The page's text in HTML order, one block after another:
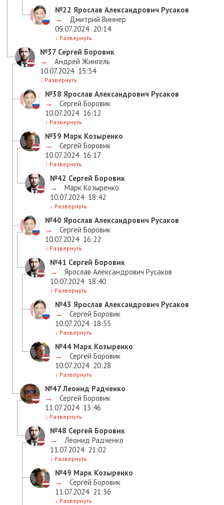
№22 Ярослав Александрович Русаков
→
Дмитрий Виннер
09.07.2024 20:14
↓ Развернуть
№37 Сергей Боровик
→
Андрей Жингель
10.07.2024 15:34
↓ Развернуть
№38 Ярослав Александрович Русаков
→
Сергей Боровик
10.07.2024 16:12
↓ Развернуть
№39 Марк Козыренко
→
Сергей Боровик
10.07.2024 16:17
↓ Развернуть
№42 Сергей Боровик
→
Марк Козыренко
10.07.2024 18:42
↓ Развернуть
№40 Ярослав Александрович Русаков
→
Сергей Боровик
10.07.2024 16:22
↓ Развернуть
№41 Сергей Боровик
→
Ярослав Александрович Русаков
10.07.2024 18:40
↓ Развернуть
№43 Ярослав Александрович Русаков
→
Сергей Боровик
10.07.2024 18:55
↓ Развернуть
№44 Марк Козыренко
→
Сергей Боровик
10.07.2024 20:28
↓ Развернуть
№47Леонид Радченко
→
Сергей Боровик
11.07.2024 13:46
↓ Развернуть
№48 Сергей Боровик
→
Леонид Радченко
11.07.2024 21:02
↓ Развернуть
№49 Марк Козыренко
→
Сергей Боровик
11.07.2024 21:36
↓ Развернуть